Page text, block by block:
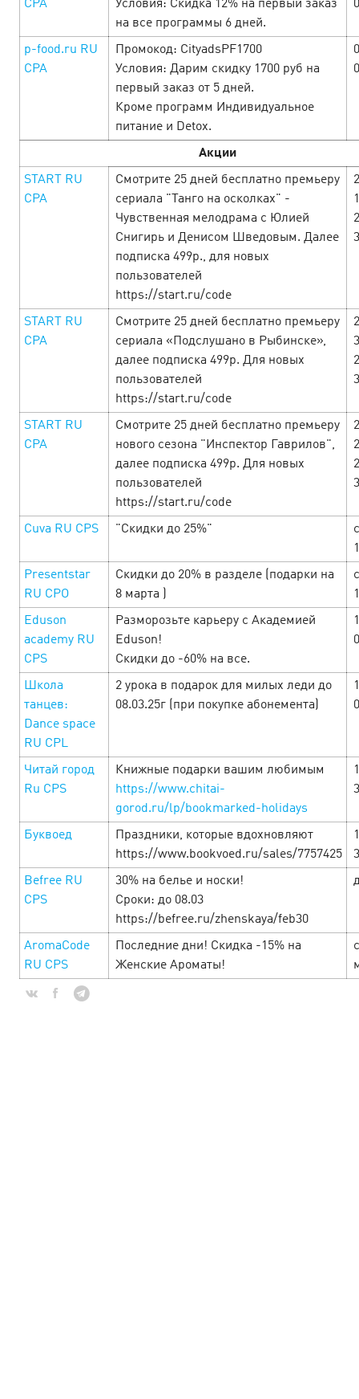
Started at Cityads the festival of the
most attractive offers dedicated to St.
Valentine's Day10 February’25
You may not but fall in love as up to the end of February
special holiday conditions for everyone who is ready to love
profit! For you - offers with increased rates, promotions
and special promotion…
Праздник любви и выгодных e-
commerce офферов!
С 10 по 16 февраля окунитесь в любовь с головой!
Привлекательные офферы с повышенными ставками, в
которые невозможно не влюбиться, промокоды и акции,
от которых невозможно отказаться — смотрит…
LEARN MORE
CPA
Условия: Скидка 12% на первый заказ
на все программы 6 дней.
p-food.ru RU
CPA
Промокод: CityadsPF1700
Условия: Дарим скидку 1700 руб на
первый заказ от 5 дней.
Кроме программ Индивидуальное
питание и Detox.
Акции
START RU
CPA
Смотрите 25 дней бесплатно премьеру
сериала "Танго на осколках" -
Чувственная мелодрама с Юлией
Снигирь и Денисом Шведовым. Далее
подписка 499р., для новых
пользователей
https://start.ru/code
START RU
CPA
Смотрите 25 дней бесплатно премьеру
сериала «Подслушано в Рыбинске»,
далее подписка 499р. Для новых
пользователей
https://start.ru/code
START RU
CPA
Смотрите 25 дней бесплатно премьеру
нового сезона "Инспектор Гаврилов",
далее подписка 499р. Для новых
пользователей
https://start.ru/code
Cuva RU СРS "Скидки до 25%"
Presentstar
RU CPO
Скидки до 20% в разделе (подарки на
8 марта )
Eduson
academy RU
CPS
Разморозьте карьеру с Академией
Eduson!
Скидки до -60% на все.
Школа
танцев:
Dance space
RU CPL
2 урока в подарок для милых леди до
08.03.25г (при покупке абонемента)
Читай город
Ru CPS
Книжные подарки вашим любимым
https://www.chitai-
gorod.ru/lp/bookmarked-holidays
Буквоед
Праздники, которые вдохновляют
https://www.bookvoed.ru/sales/7757425
Befree RU
CPS
30% на белье и носки!
Сроки: до 08.03
https://befree.ru/zhenskaya/feb30
AromaCode
RU CPS
Последние дни! Скидка -15% на
Женские Ароматы!